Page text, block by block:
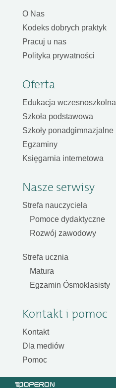
O Nas
Kodeks dobrych praktyk
Pracuj u nas
Polityka prywatności
Oferta
Edukacja wczesnoszkolna
Szkoła podstawowa
Szkoły ponadgimnazjalne
Egzaminy
Księgarnia internetowa
Nasze serwisy
Strefa nauczyciela
Pomoce dydaktyczne
Rozwój zawodowy
Strefa ucznia
Matura
Egzamin Ósmoklasisty
Kontakt i pomoc
Kontakt
Dla mediów
Pomoc